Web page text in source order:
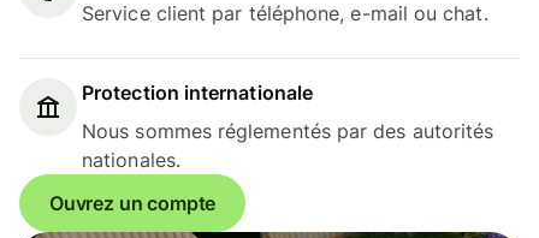
Service client par téléphone, e-mail ou chat.
Protection internationale
Nous sommes réglementés par des autorités
nationales.
Ouvrez un compte